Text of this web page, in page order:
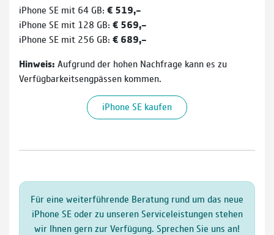
iPhone SE mit 64 GB: € 519,–
iPhone SE mit 128 GB: € 569,–
iPhone SE mit 256 GB: € 689,–
Hinweis: Aufgrund der hohen Nachfrage kann es zu
Verfügbarkeitsengpässen kommen.
iPhone SE kaufen
Für eine weiterführende Beratung rund um das neue
iPhone SE oder zu unseren Serviceleistungen stehen
wir Ihnen gern zur Verfügung. Sprechen Sie uns an!